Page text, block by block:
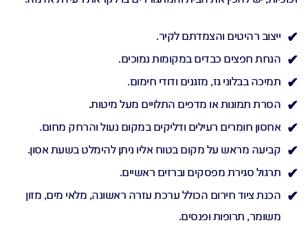
ייצוב רהיטים והצמדתם לקיר.
הנחת חפצים כבדים במקומות נמוכים.
תמיכה בבלוני גז, מזגנים ודודי חימום.
הסרת תמונות או מדפים התלויים מעל מיטות.
אחסון חומרים רעילים ודליקים במקום נעול והרחק מחום.
קביעה מראש על מקום בטוח אליו ניתן להימלט בשעת אסון.
תרגול סגירת מפסקים וברזים ראשיים.
הכנת ציוד חירום הכולל ערכת עזרה ראשונה, מלאי מים, מזון
משומר, תרופות ופנסים.